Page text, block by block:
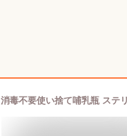
消毒不要使い捨て哺乳瓶 ステ